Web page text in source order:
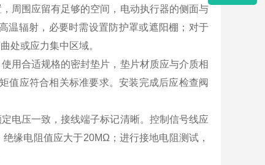
周围应留有足够的空间，电动执行器的侧面与
温辐射，必要时需设置防护罩或遮阳棚；对于
处或应力集中区域。
用合适规格的密封垫片，垫片材质应与介质相
值应符合相关标准要求。安装完成后应检查阀
电压一致，接线端子标记清晰。控制信号线应
缘电阻值应大于20MΩ；进行接地电阻测试，